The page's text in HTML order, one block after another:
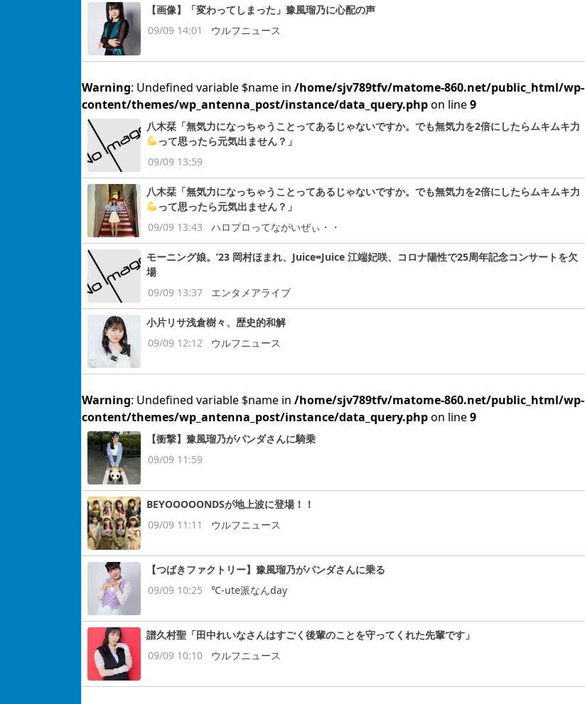
【画像】「変わってしまった」豫風瑠乃に心配の声
09/09 14:01
ウルフニュース
Warning: Undefined variable $name in /home/sjv789tfv/matome-860.net/public_html/wp-
content/themes/wp_antenna_post/instance/data_query.phpon line9
八木栞「無気力になっちゃうことってあるじゃないですか。でも無気力を2倍にしたらムキムキ力
って思ったら元気出ません？」
09/09 13:59
八木栞「無気力になっちゃうことってあるじゃないですか。でも無気力を2倍にしたらムキムキ力
って思ったら元気出ません？」
09/09 13:43
ハロプロってながいぜぃ・・
モーニング娘。’23 岡村ほまれ、Juice=Juice 江端妃咲、コロナ陽性で25周年記念コンサートを欠
場
09/09 13:37
エンタメアライブ
小片リサ浅倉樹々、歴史的和解
09/09 12:12
ウルフニュース
Warning: Undefined variable $name in /home/sjv789tfv/matome-860.net/public_html/wp-
content/themes/wp_antenna_post/instance/data_query.phpon line9
【衝撃】豫風瑠乃がパンダさんに騎乗
09/09 11:59
BEYOOOOONDSが地上波に登場！！
09/09 11:11
ウルフニュース
【つばきファクトリー】豫風瑠乃がパンダさんに乗る
09/09 10:25
℃-ute派なんday
譜久村聖「田中れいなさんはすごく後輩のことを守ってくれた先輩です」
09/09 10:10
ウルフニュース